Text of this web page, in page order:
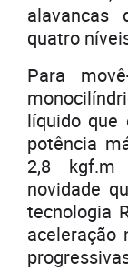
quatro
Para
líquido que
potência
2,8 kgf.m
novidade
tecnologia
aceleração